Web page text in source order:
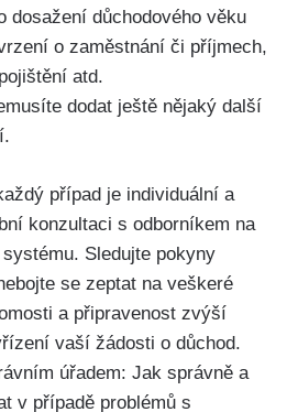
dosažení důchodového věku
o zaměstnání či příjmech,
atd.
dodat ještě nějaký další
případ je individuální a
konzultaci s odborníkem na
Sledujte pokyny
se zeptat na veškeré
a připravenost zvýší
vaší žádosti o důchod.